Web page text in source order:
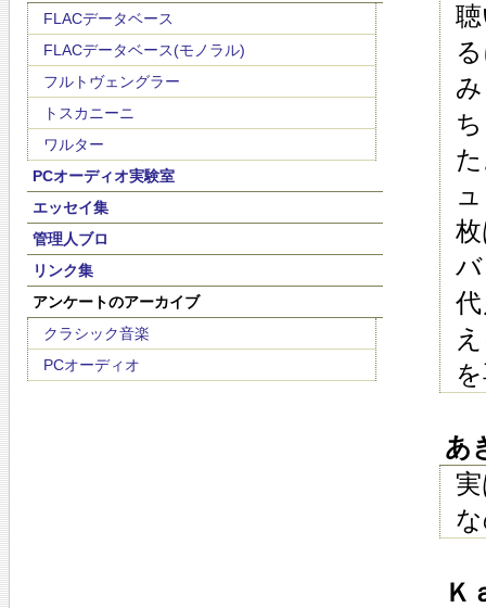
FLACデータベース
FLACデータベース(モノラル)
フルトヴェングラー
トスカニーニ
ワルター
PCオーディオ実験室
エッセイ集
管理人ブロ
リンク集
アンケートのアーカイブ
クラシック音楽
PCオーディオ
あ
Ｋ